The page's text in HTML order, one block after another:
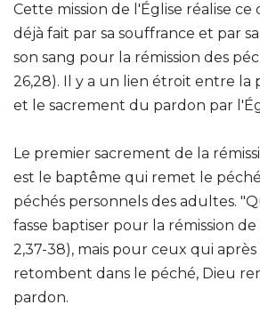
Cette mission de l'Église réalise ce
déjà fait par sa souffrance et par
son sang pour la rémission des
26,28). Il y a un lien étroit entre la
et le sacrement du pardon par
Le premier sacrement de la
est le baptême qui remet le
péchés personnels des adultes.
fasse baptiser pour la rémission de
2,37-38), mais pour ceux qui
retombent dans le péché, Dieu
pardon.